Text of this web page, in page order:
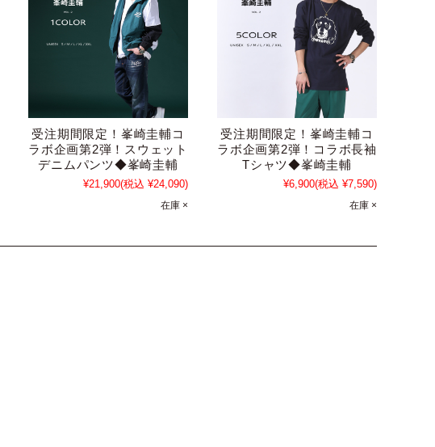
受注期間限定！峯崎圭輔コ
ラボ企画第2弾！スウェット
デニムパンツ◆峯崎圭輔
¥21,900(税込 ¥24,090)
在庫 ×
受注期間限定！峯崎圭輔コ
ラボ企画第2弾！コラボ長袖
Tシャツ◆峯崎圭輔
¥6,900(税込 ¥7,590)
在庫 ×